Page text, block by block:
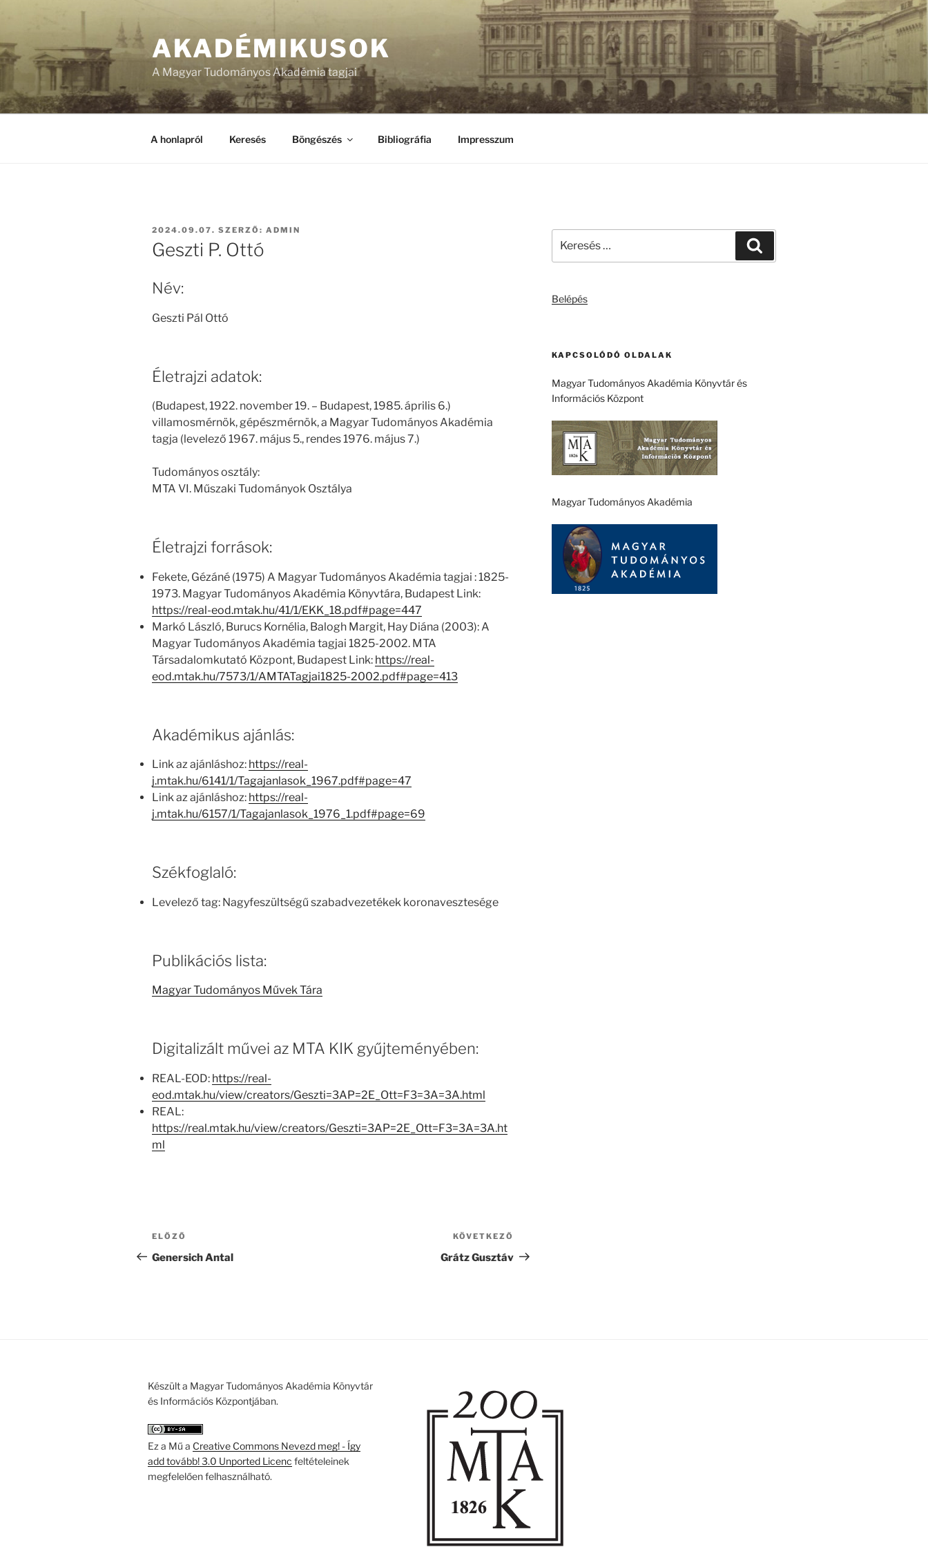
AKADÉMIKUSOK
A Magyar Tudományos Akadémia tagjai
A honlapról Keresés Böngészés Bibliográfia Impresszum
BEKÜLDVE:
2024.09.07. SZERZŐ: ADMIN
Geszti P. Ottó
Név:
Geszti Pál Ottó
Életrajzi adatok:
(Budapest, 1922. november 19. – Budapest, 1985. április 6.)
villamosmérnök, gépészmérnök, a Magyar Tudományos Akadémia
tagja (levelező 1967. május 5., rendes 1976. május 7.)
Tudományos osztály:
MTA VI. Műszaki Tudományok Osztálya
Életrajzi források:
Fekete, Gézáné (1975) A Magyar Tudományos Akadémia tagjai : 1825-
1973. Magyar Tudományos Akadémia Könyvtára, Budapest Link:
https://real-eod.mtak.hu/41/1/EKK_18.pdf#page=447
Markó László, Burucs Kornélia, Balogh Margit, Hay Diána (2003): A
Magyar Tudományos Akadémia tagjai 1825-2002. MTA
Társadalomkutató Központ, Budapest Link: https://real-
eod.mtak.hu/7573/1/AMTATagjai1825-2002.pdf#page=413
Akadémikus ajánlás:
Link az ajánláshoz: https://real-
j.mtak.hu/6141/1/Tagajanlasok_1967.pdf#page=47
Link az ajánláshoz: https://real-
j.mtak.hu/6157/1/Tagajanlasok_1976_1.pdf#page=69
Székfoglaló:
Levelező tag: Nagyfeszültségű szabadvezetékek koronavesztesége
Publikációs lista:
Magyar Tudományos Művek Tára
Digitalizált művei az MTA KIK gyűjteményében:
REAL-EOD: https://real-
eod.mtak.hu/view/creators/Geszti=3AP=2E_Ott=F3=3A=3A.html
REAL:
https://real.mtak.hu/view/creators/Geszti=3AP=2E_Ott=F3=3A=3A.ht
ml
Bejegyzés
navigáció
Korábbi
bejegyzés
ELŐZŐ
Genersich Antal
bejegyzés
KÖVETKEZŐ
Grátz Gusztáv
következő
Belépés
KAPCSOLÓDÓ OLDALAK
Magyar Tudományos Akadémia Könyvtár és
Információs Központ
Magyar Tudományos Akadémia
Készült a Magyar Tudományos Akadémia Könyvtár
és Információs Központjában.
Ez a Mű a Creative Commons Nevezd meg! - Így
add tovább! 3.0 Unported Licenc feltételeinek
megfelelően felhasználható.